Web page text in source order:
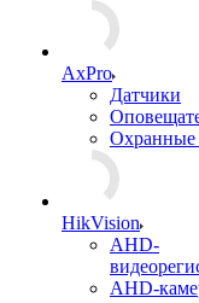
AxPro
Датчики
Охранные
HikVision
AHD-
AHD-